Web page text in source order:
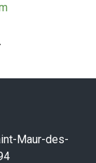
Maur-des-